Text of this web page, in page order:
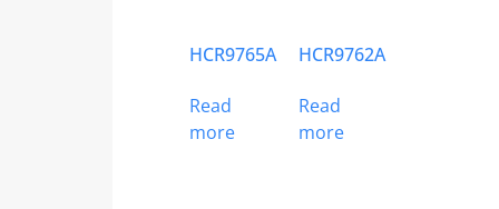
HCR9765A
Read
more
HCR9762A
Read
more